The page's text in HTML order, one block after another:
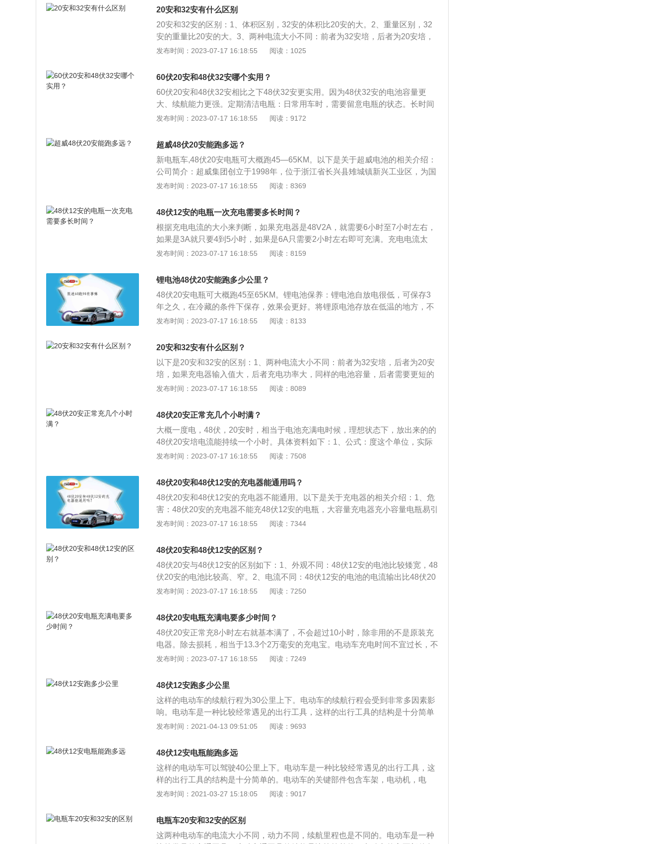
的差异：20A的电动车重量会比12A的电动车重量大一些。而且高度也不样，12
安的电车板距离地面高度在10cm左右，而20安的电动车踏板的距地面高度大概
是18~20cm左右。3、里程不同：20安的在踏板车上可以跑130里左右，12安的
只能70里左右。4、重量不同：12安的在8.3斤左右。20安在13.4斤左右。5、容
电量不同：容电量20安的比12安的容电量要多8个安培。6、价格不同：20安的比
多用在简易款电动车上面。电动车介绍：电动车，即电力驱动车，又名电驱车。
电动车分为交流电动车和直流电动车。通常说的电动车是以电池作为能量来源，
通过控制器、电机等部件，将电能转化为机械能运动，以控制电流大小改变速度
古斯塔夫·特鲁夫，这是一辆用铅酸电池为动力的三轮车它是由直流电机驱动的，
所占份额不是很高。但是它符合国家规定的节能环保趋势，方便了短途交通，最
主要是通过对能源和环境的节省和保护在国民经济中起着重要的作用。
20安和32安有什么区别
20安和32安的区别：1、体积区别，32安的体积比20安的大。2、重量区别，32
安的重量比20安的大。3、两种电流大小不同：前者为32安培，后者为20安培，
如果充电器输入值大，后者充电功率大，同样的电池容量，后者需要更短的时间
是电车上一个用来储存电能的部件，电池可以给电车上所有的电子设备供电。电
池也是一个需要定期更换的易损件，随着充放电次数的增加，电池的性能也会不
断降低。在充电和放电时，电池中的离子会在电解液中移动，部分离子在电解液
中移动时会与电解液发生化学反应。随着充放电次数的增加，电池中的离子数量
也会不断减少，所以电池的性能也会不断降低。电池的使用注意事项：1、在充
2、如果长时间不用车，那也需要定期给电池充电，否则会导致电池亏电。
发布时间：2023-07-17 16:18:55 阅读：1025
60伏20安和48伏32安哪个实用？
60伏20安和48伏32安相比之下48伏32安更实用。因为48伏32安的电池容量更
大、续航能力更强。定期清洁电瓶：日常用车时，需要留意电瓶的状态。长时间
地使用，电瓶会被一些灰尘、粉末、油污等覆盖，为了保证电瓶的正常工作，需
间停放：如果车辆长时间不开，电瓶在放置的过程中会自行放电。所以，即使平
时不用车，建议每周启动一次，开出去兜一圈，保证电瓶的电量时刻处于饱满的
状态。定期检测：车辆电瓶的使用寿命是3-4年，如果是高端车型，车内电子系统
较多，相对来讲电池的使用寿命也会缩短，所以定期检测电瓶的蓄电情况，可以
让电瓶始终保持最佳的工作状态。
发布时间：2023-07-17 16:18:55 阅读：9172
超威48伏20安能跑多远？
新电瓶车,48伏20安电瓶可大概跑45—65KM。以下是关于超威电池的相关介绍：
公司简介：超威集团创立于1998年，位于浙江省长兴县雉城镇新兴工业区，为国
家重点高新技术企业、产品质量国家免检企业、湖州市重点工业企业、市制造业
员、省蓄电池行业协会副会长单位，及《福布斯》2005年度“中国潜力100”榜、2
005年至2007年蝉联三届“中国成长企业百强。产品覆盖全国，并出口东南亚和欧
美等国。2003年以来电动助力车用蓄电池产销量连续保持同类产品全国行业第二
位的记录。定义：超威电池是超威集团旗下的产品。旗下产品有电动助力车用电
池、电动道路车用电池、电动汽车用电池、太阳能风能储能电池、电动自行车用
发布时间：2023-07-17 16:18:55 阅读：8369
48伏12安的电瓶一次充电需要多长时间？
根据充电电流的大小来判断，如果充电器是48V2A，就需要6小时至7小时左右，
如果是3A就只要4到5小时，如果是6A只需要2小时左右即可充满。充电电流太
大，虽然会使充电速度变快，但充电时间过长会导致冲坏蓄电池。所以最好是控
及时充电，不可长时间处于放置的状态，否则电池极板就容易硫酸盐化；充电绿
灯亮时，表示电池可以使用或基本充满电，但离100%仍有一点差距。建议每周
或每两周对电池进行长时间充电，即绿灯亮起并继续充电；及时充电后，电池放
电以后就开始了硫化过程，在12小时内开始出现明显的硫化现象。及时充电可去
除较不严重的硫化现象，使电池尽可能保持完整状态。
发布时间：2023-07-17 16:18:55 阅读：8159
锂电池48伏20安能跑多少公里？
48伏20安电瓶可大概跑45至65KM。锂电池保养：锂电池自放电很低，可保存3
年之久，在冷藏的条件下保存，效果会更好。将锂原电池存放在低温的地方，不
失是一个好方法。注意事项：锂原电池与锂离子电池不同，锂原电池不能充电。
射的地方。锂电池的应用温度范围很广，在北方的冬天室外，仍然可以使用，但
容量会降低很多。锂电池意义：减少了对化石燃料的需求，提高了燃油经济性，
从而达到节能减排和缓解温室效应的效果。
发布时间：2023-07-17 16:18:55 阅读：8133
20安和32安有什么区别？
以下是20安和32安的区别：1、两种电流大小不同：前者为32安培，后者为20安
培，如果充电器输入值大，后者充电功率大，同样的电池容量，后者需要更短的
时间来填充。2、电能的储存容量不同：32安培的容量比20安培的容量大10Ah，
10小时，32安培可以放电16小时。3、动力不同：60伏20强动力，电动汽车跑得
更快，48伏32弱动力，电动汽车跑得更慢。
发布时间：2023-07-17 16:18:55 阅读：8089
48伏20安正常充几个小时满？
大概一度电，48伏，20安时，相当于电池充满电时候，理想状态下，放出来的的
48伏20安培电流能持续一个小时。具体资料如下：1、公式：度这个单位，实际
上是千瓦时，根据电做功的定义，功=电压×电流×时间=48×20×1瓦时=960瓦时=
充电损耗等因素。2、满电时：48V20ah的电池如果全新，全部放完电，之后充
满，理论上是48伏×20安电流×1个小时＝0.96千瓦时，也就是0.96度电，不到一
度电。但是实际考虑也要考虑温度和电池的使用时间都达不到理论值。
发布时间：2023-07-17 16:18:55 阅读：7508
48伏20安和48伏12安的充电器能通用吗？
48伏20安和48伏12安的充电器不能通用。以下是关于充电器的相关介绍：1、危
害：48伏20安的充电器不能充48伏12安的电瓶，大容量充电器充小容量电瓶易引
发安全隐患，甚至有发生火灾的危险。因为使用大电流充电导致电池析气失水严
勉强可以，电动自行车48V12~14AH可以通用48V12AH充电器；但48V20AH不
能用，长期使用电瓶难以饱和，电瓶的使用寿命将缩短。2、正确使用充电器：
必须使用型号配对的充电器进行充电。确定充电器输出电压与电瓶额定电压是否
相符。先插充电器与电池盒相连的插头，后插交流电源插头。充电器属于较精密
的电子设备，因此，在使用中要注意防振动。充电器在使用过程中需防潮、防
发布时间：2023-07-17 16:18:55 阅读：7344
48伏20安和48伏12安的区别？
48伏20安与48伏12安的区别如下：1、外观不同：48伏12安的电池比较矮宽，48
伏20安的电池比较高、窄。2、电流不同：48伏12安的电池的电流输出比48伏20
安电池的电流小。3、可行驶里程不同：48伏20安的电池可以跑130里左右，48
8伏20安的电池在13.4斤左右。
发布时间：2023-07-17 16:18:55 阅读：7250
48伏20安电瓶充满电要多少时间？
48伏20安正常充8小时左右就基本满了，不会超过10小时，除非用的不是原装充
电器。除去损耗，相当于13.3个2万毫安的充电宝。电动车充电时间不宜过长，不
然会损伤电池的，在充满之后的两个小时内进行浮充，然后拔掉电源。电动车电
否则充电器就是出现了故障。使用充电器一个与电池电压、容量一致，切记用大
充电器充低电压电池，会把电池充坏，反之电池则会出现充不满。连接充电器的
时候我们应该先插电动车端的充电插口,然后再插插座上的插口。拔出充电器的顺
序,正好与充电时相反。在骑行结束后不要立即充电，应该让电池冷却半小时之后
才可以进行充电。充电器要使用正规、原装的，不能长时间进行充电，要特别注
生变化引起，建议先冷却，或者重新维修购买充电器。避免放置在太阳光直射暴
晒的地方。不要撞击、挤压、投掷、针刺、践踏电池。锂电池长期不使用的最好
每个月充一次电，不然导致电池过放电而破坏电池内部结构，减少电池寿命。
发布时间：2023-07-17 16:18:55 阅读：7249
48伏12安跑多少公里
这样的电动车的续航行程为30公里上下。电动车的续航行程会受到非常多因素影
响。电动车是一种比较经常遇见的出行工具，这样的出行工具的结构是十分简单
的。电动车的关键部件包含车架，电动机，电池，调节器。调节器功能作用是调
动力的来源，电动机可以驱动电动车前进。电池是电动车上一个用来储存电能的
部件，电池可以给全车电子设备供电。不过电池同样是一个需要定期更换的易损
件，随着充放电次数的添加，电池的性能也可能会不断下降。在充电和放电时，
电池中的离子会在电解液中移动，部分离子在电解液中移动时会与电解液发生化
学反应。随着充放电次数的添加，电池中的离子数量也可能会不断降低，理所当
以有效果延长电池的使用寿命的。在充电时，一定要使用合适的充电器，而且一
定要避免电池出现过度充电的状况。过度充电会损坏电池。假如长时间不用用
发布时间：2021-04-13 09:51:05 阅读：9693
48伏12安电瓶能跑多远
这样的电动车可以驾驶40公里上下。电动车是一种比较经常遇见的出行工具，这
样的出行工具的结构是十分简单的。电动车的关键部件包含车架，电动机，电
池，调节器。电动车的调节器功能作用是调节全车电路的，假如沒有调节器，那
前进。电池是电动车上一个用来储存电能的部件，电池可以给全车电子设备供
电。假如沒有电池，那电动车同样是无法正常驾驶的。随着充放电次数的添加，
电池的性能也可能会不断下降，理所当然电池是需要定期更换的。在充电和放电
发布时间：2021-03-27 15:18:05 阅读：9017
电瓶车20安和32安的区别
这两种电动车的电流大小不同，动力不同，续航里程也是不同的。电动车是一种